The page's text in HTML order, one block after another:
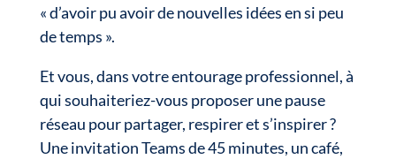
« d’avoir pu avoir de nouvelles idées en si peu
de temps ».
Et vous, dans votre entourage professionnel, à
qui souhaiteriez-vous proposer une pause
réseau pour partager, respirer et s’inspirer ?
Une invitation Teams de 45 minutes, un café,